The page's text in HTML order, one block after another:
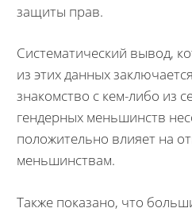
защиты прав.
Систематический вывод,
из этих данных
знакомство с кем-либо из
гендерных меньшинств
положительно влияет на
меньшинствам.
Также показано, что